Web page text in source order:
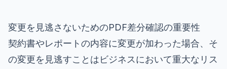
変更を見逃さないためのPDF差分確認の重要性
契約書やレポートの内容に変更が加わった場合、そ
の変更を見逃すことはビジネスにおいて重大なリス